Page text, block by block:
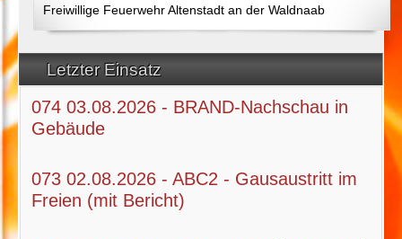
Letzter Einsatz
074 03.08.2026 - BRAND-Nachschau in
Gebäude
073 02.08.2026 - ABC2 - Gausaustritt im
Freien (mit Bericht)
Freiwillige Feuerwehr Altenstadt an der Waldnaab